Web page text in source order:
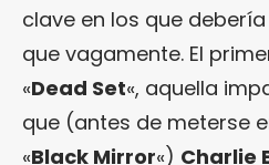
clave en los que
que vagamente. El
«Dead Set«, aquella
que (antes de meterse
«Black Mirror«) Charlie